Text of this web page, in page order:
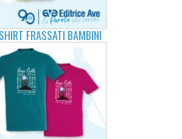
FRASSATI BAMBINI